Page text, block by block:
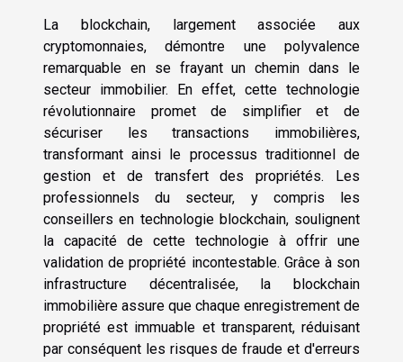
La blockchain, largement associée aux
cryptomonnaies, démontre une polyvalence
remarquable en se frayant un chemin dans le
secteur immobilier. En effet, cette technologie
révolutionnaire promet de simplifier et de
sécuriser les transactions immobilières,
transformant ainsi le processus traditionnel de
gestion et de transfert des propriétés. Les
professionnels du secteur, y compris les
conseillers en technologie blockchain, soulignent
la capacité de cette technologie à offrir une
validation de propriété incontestable. Grâce à son
infrastructure décentralisée, la blockchain
immobilière assure que chaque enregistrement de
propriété est immuable et transparent, réduisant
par conséquent les risques de fraude et d'erreurs